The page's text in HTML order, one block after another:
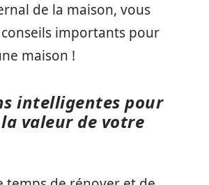
de la maison, vous
importants pour
maison !
intelligentes pour
valeur de votre